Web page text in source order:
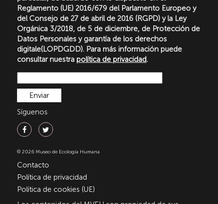
Reglamento (UE) 2016/679 del Parlamento Europeo y
del Consejo de 27 de abril de 2016 (RGPD) y la Ley
Orgánica 3/2018, de 5 de diciembre, de Protección de
Datos Personales y garantía de los derechos
digitale(LOPDGDD). Para más información puede
consultar nuestra política de privacidad.
Síguenos
© 2026 Museo de Ecología Humana
Contacto
Política de privacidad
Política de cookies (UE)